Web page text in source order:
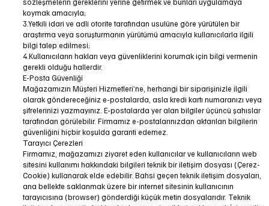
koymak amacıyla;
3.Yetkili idari ve adli otorite tarafından usulüne göre yürütülen bir
araştırma veya soruşturmanın yürütümü amacıyla kullanıcılarla ilgili
bilgi talep edilmesi;
4.Kullanıcıların hakları veya güvenliklerini korumak için bilgi vermenin
gerekli olduğu hallerdir.
E-Posta Güvenliği
Mağazamızın Müşteri Hizmetleri’ne, herhangi bir siparişinizle ilgili
olarak göndereceğiniz e-postalarda, asla kredi kartı numaranızı veya
şifrelerinizi yazmayınız. E-postalarda yer alan bilgiler üçüncü şahıslar
tarafından görülebilir. Firmamız e-postalarınızdan aktarılan bilgilerin
güvenliğini hiçbir koşulda garanti edemez.
Tarayıcı Çerezleri
Firmamız, mağazamızı ziyaret eden kullanıcılar ve kullanıcıların web
sitesini kullanımı hakkındaki bilgileri teknik bir iletişim dosyası (Çerez-
Cookie) kullanarak elde edebilir. Bahsi geçen teknik iletişim dosyaları,
ana bellekte saklanmak üzere bir internet sitesinin kullanıcının
tarayıcısına (browser) gönderdiği küçük metin dosyalarıdır. Teknik